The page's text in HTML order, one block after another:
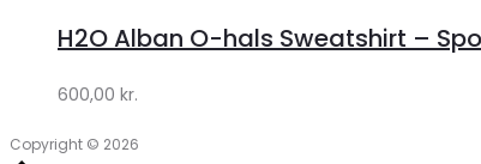
Lykke
by
H2O Alban O-hals Sweatshirt –
600,00 kr.
Copyright © 2026